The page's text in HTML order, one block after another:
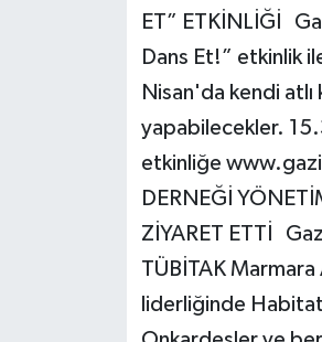
ET” ETKİNLİĞİ
Dans Et!” etkinlik
Nisan'da kendi atlı
yapabilecekler.
etkinliğe
DERNEĞİ
ZİYARET ETTİ
TÜBİTAK
liderliğinde Habitat